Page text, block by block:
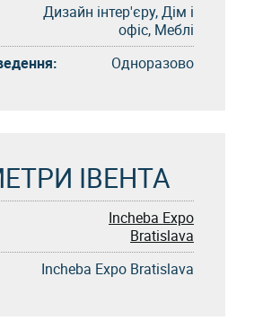
Дизайн інтер'єру, Дім і
офіс, Меблі
Одноразово
ІВЕНТА
Incheba Expo
Bratislava
Incheba Expo Bratislava